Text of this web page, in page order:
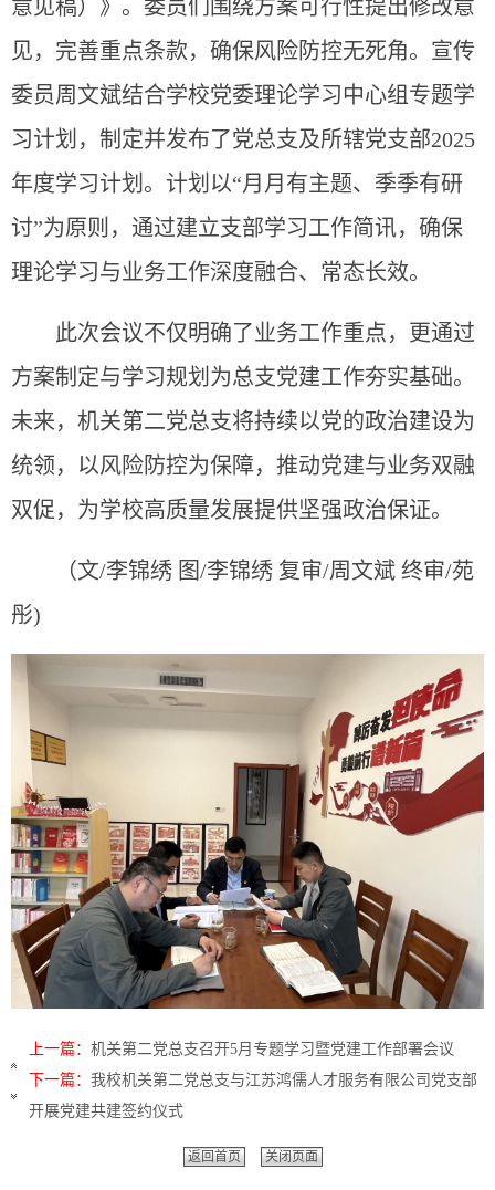
意见稿）》。委员们围绕方案可行性提出修改意
见，完善重点条款，确保风险防控无死角。宣传
委员周文斌结合学校党委理论学习中心组专题学
习计划，制定并发布了党总支及所辖党支部2025
年度学习计划。计划以“月月有主题、季季有研
讨”为原则，通过建立支部学习工作简讯，确保
理论学习与业务工作深度融合、常态长效。
此次会议不仅明确了业务工作重点，更通过
方案制定与学习规划为总支党建工作夯实基础。
未来，机关第二党总支将持续以党的政治建设为
统领，以风险防控为保障，推动党建与业务双融
双促，为学校高质量发展提供坚强政治保证。
（文/李锦绣 图/李锦绣 复审/周文斌 终审/苑
彤)
上一篇： 机关第二党总支召开5月专题学习暨党建工作部署会议
下一篇： 我校机关第二党总支与江苏鸿儒人才服务有限公司党支部
开展党建共建签约仪式
返回首页 关闭页面